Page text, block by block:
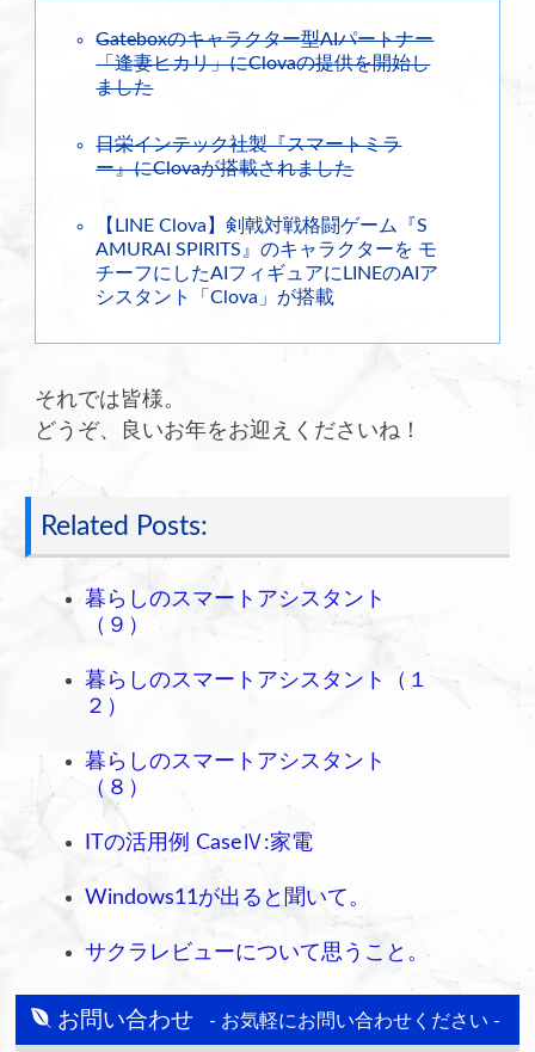
Gateboxのキャラクター型AIパートナー
「逢妻ヒカリ」にClovaの提供を開始し
ました
日栄インテック社製『スマートミラ
ー』にClovaが搭載されました
【LINE Clova】剣戟対戦格闘ゲーム『S
AMURAI SPIRITS』のキャラクターを モ
チーフにしたAIフィギュアにLINEのAIア
シスタント「Clova」が搭載
それでは皆様。
どうぞ、良いお年をお迎えくださいね！
Related Posts:
暮らしのスマートアシスタント
（９）
暮らしのスマートアシスタント（１
２）
暮らしのスマートアシスタント
（８）
ITの活用例 CaseⅣ:家電
Windows11が出ると聞いて。
サクラレビューについて思うこと。
お問い合わせ - お気軽にお問い合わせください -